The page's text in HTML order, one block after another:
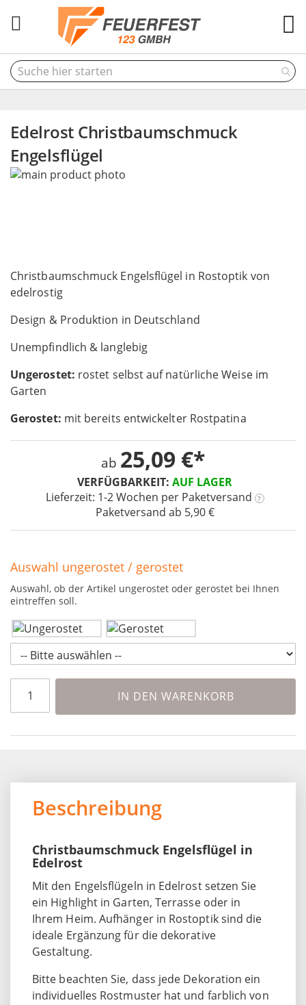
Edelrost Christbaumschmuck
Engelsflügel
Christbaumschmuck Engelsflügel in Rostoptik von
edelrostig
Design & Produktion in Deutschland
Unempfindlich & langlebig
Ungerostet: rostet selbst auf natürliche Weise im
Garten
Gerostet: mit bereits entwickelter Rostpatina
VERFÜGBARKEIT: AUF LAGER
Lieferzeit: 1-2 Wochen per Paketversand ?
Paketversand ab 5,90 €
ab 25,09 €
Auswahl ungerostet / gerostet
Auswahl, ob der Artikel ungerostet oder gerostet bei Ihnen
eintreffen soll.
IN DEN WARENKORB
Skip
gallery
to
the
of
images
Beschreibung
Christbaumschmuck Engelsflügel in
Edelrost
Mit den Engelsflügeln in Edelrost setzen Sie
ein Highlight in Garten, Terrasse oder in
Ihrem Heim. Aufhänger in Rostoptik sind die
ideale Ergänzung für die dekorative
Gestaltung.
Bitte beachten Sie, dass jede Dekoration ein
individuelles Rostmuster hat und farblich von